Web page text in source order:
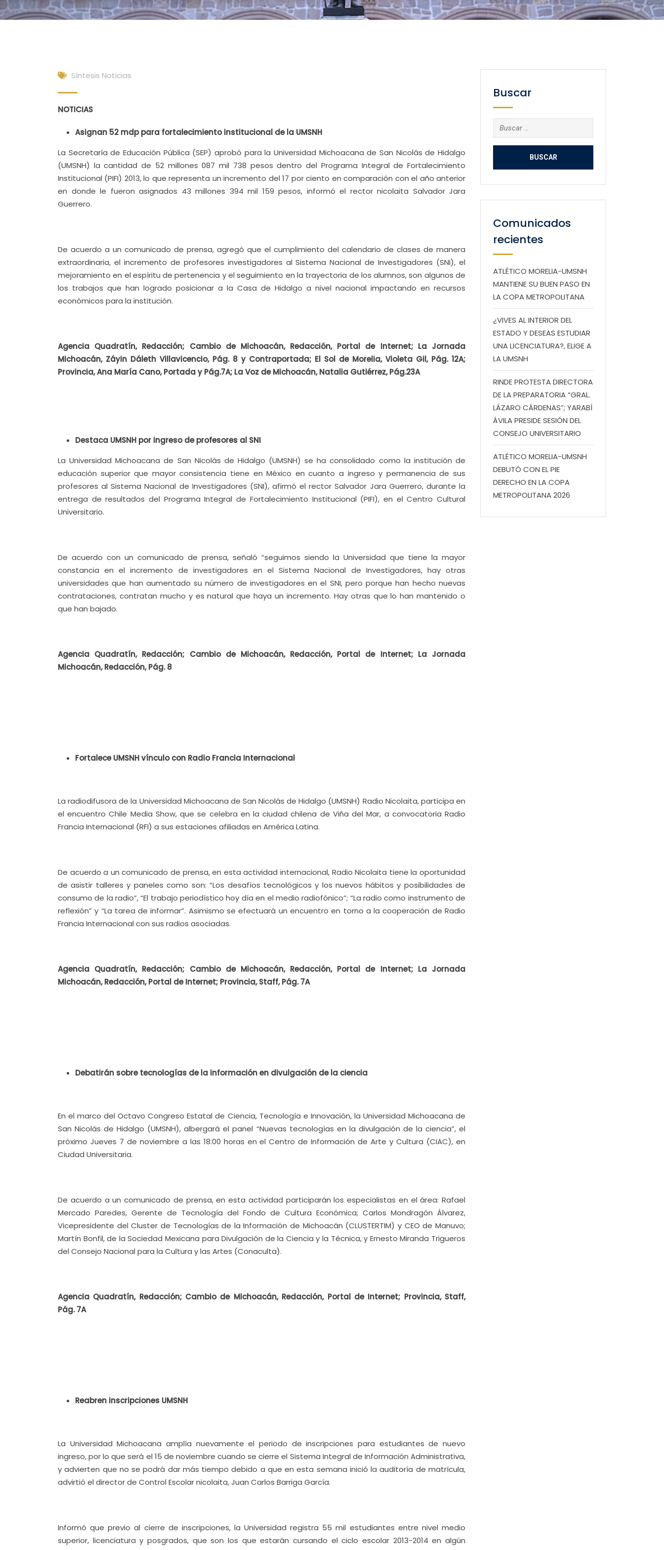
Síntesis Noticias
NOTICIAS
Asignan 52 mdp para fortalecimiento institucional de la UMSNH
La Secretaría de Educación Pública (SEP) aprobó para la Universidad Michoacana de San Nicolás de Hidalgo
(UMSNH) la cantidad de 52 millones 087 mil 738 pesos dentro del Programa Integral de Fortalecimiento
Institucional (PIFI) 2013, lo que representa un incremento del 17 por ciento en comparación con el año anterior
en donde le fueron asignados 43 millones 394 mil 159 pesos, informó el rector nicolaita Salvador Jara
Guerrero.
De acuerdo a un comunicado de prensa, agregó que el cumplimiento del calendario de clases de manera
extraordinaria, el incremento de profesores investigadores al Sistema Nacional de Investigadores (SNI), el
mejoramiento en el espíritu de pertenencia y el seguimiento en la trayectoria de los alumnos, son algunos de
los trabajos que han logrado posicionar a la Casa de Hidalgo a nivel nacional impactando en recursos
económicos para la institución.
Agencia Quadratín, Redacción; Cambio de Michoacán, Redacción, Portal de Internet; La Jornada
Michoacán, Záyin Dáleth Villavicencio, Pág. 8 y Contraportada; El Sol de Morelia, Violeta Gil, Pág. 12A;
Provincia, Ana María Cano, Portada y Pág.7A; La Voz de Michoacán, Natalia Gutiérrez, Pág.23A
Destaca UMSNH por ingreso de profesores al SNI
La Universidad Michoacana de San Nicolás de Hidalgo (UMSNH) se ha consolidado como la institución de
educación superior que mayor consistencia tiene en México en cuanto a ingreso y permanencia de sus
profesores al Sistema Nacional de Investigadores (SNI), afirmó el rector Salvador Jara Guerrero, durante la
entrega de resultados del Programa Integral de Fortalecimiento Institucional (PIFI), en el Centro Cultural
Universitario.
De acuerdo con un comunicado de prensa, señaló “seguimos siendo la Universidad que tiene la mayor
constancia en el incremento de investigadores en el Sistema Nacional de Investigadores, hay otras
universidades que han aumentado su número de investigadores en el SNI, pero porque han hecho nuevas
contrataciones, contratan mucho y es natural que haya un incremento. Hay otras que lo han mantenido o
que han bajado.
Agencia Quadratín, Redacción; Cambio de Michoacán, Redacción, Portal de Internet; La Jornada
Michoacán, Redacción, Pág. 8
Fortalece UMSNH vínculo con Radio Francia Internacional
La radiodifusora de la Universidad Michoacana de San Nicolás de Hidalgo (UMSNH) Radio Nicolaita, participa en
el encuentro Chile Media Show, que se celebra en la ciudad chilena de Viña del Mar, a convocatoria Radio
Francia Internacional (RFI) a sus estaciones afiliadas en América Latina.
De acuerdo a un comunicado de prensa, en esta actividad internacional, Radio Nicolaita tiene la oportunidad
de asistir talleres y paneles como son: “Los desafíos tecnológicos y los nuevos hábitos y posibilidades de
consumo de la radio”, “El trabajo periodístico hoy día en el medio radiofónico”; “La radio como instrumento de
reflexión” y “La tarea de informar”. Asimismo se efectuará un encuentro en torno a la cooperación de Radio
Francia Internacional con sus radios asociadas.
Agencia Quadratín, Redacción; Cambio de Michoacán, Redacción, Portal de Internet; La Jornada
Michoacán, Redacción, Portal de Internet; Provincia, Staff, Pág. 7A
Debatirán sobre tecnologías de la información en divulgación de la ciencia
En el marco del Octavo Congreso Estatal de Ciencia, Tecnología e Innovación, la Universidad Michoacana de
San Nicolás de Hidalgo (UMSNH), albergará el panel “Nuevas tecnologías en la divulgación de la ciencia”, el
próximo Jueves 7 de noviembre a las 18:00 horas en el Centro de Información de Arte y Cultura (CIAC), en
Ciudad Universitaria.
De acuerdo a un comunicado de prensa, en esta actividad participarán los especialistas en el área: Rafael
Mercado Paredes, Gerente de Tecnología del Fondo de Cultura Económica; Carlos Mondragón Álvarez,
Vicepresidente del Cluster de Tecnologías de la Información de Michoacán (CLUSTERTIM) y CEO de Manuvo;
Martín Bonfil, de la Sociedad Mexicana para Divulgación de la Ciencia y la Técnica, y Ernesto Miranda Trigueros
del Consejo Nacional para la Cultura y las Artes (Conaculta).
Agencia Quadratín, Redacción; Cambio de Michoacán, Redacción, Portal de Internet; Provincia, Staff,
Pág. 7A
Reabren inscripciones UMSNH
La Universidad Michoacana amplía nuevamente el periodo de inscripciones para estudiantes de nuevo
ingreso, por lo que será el 15 de noviembre cuando se cierre el Sistema Integral de Información Administrativa,
y advierten que no se podrá dar más tiempo debido a que en esta semana inició la auditoría de matrícula,
advirtió el director de Control Escolar nicolaita, Juan Carlos Barriga García.
Informó que previo al cierre de inscripciones, la Universidad registra 55 mil estudiantes entre nivel medio
superior, licenciatura y posgrados, que son los que estarán cursando el ciclo escolar 2013-2014 en algún
Buscar
Buscar:
Comunicados
recientes
ATLÉTICO MORELIA-UMSNH
MANTIENE SU BUEN PASO EN
LA COPA METROPOLITANA
¿VIVES AL INTERIOR DEL
ESTADO Y DESEAS ESTUDIAR
UNA LICENCIATURA?, ELIGE A
LA UMSNH
RINDE PROTESTA DIRECTORA
DE LA PREPARATORIA “GRAL.
LÁZARO CÁRDENAS”; YARABÍ
ÁVILA PRESIDE SESIÓN DEL
CONSEJO UNIVERSITARIO
ATLÉTICO MORELIA-UMSNH
DEBUTÓ CON EL PIE
DERECHO EN LA COPA
METROPOLITANA 2026